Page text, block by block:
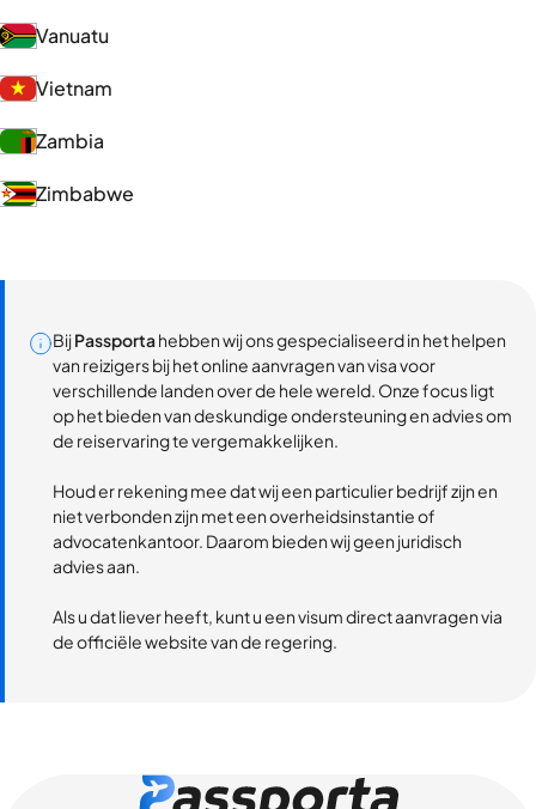
Vanuatu
Vietnam
Zambia
Zimbabwe
BijPassportahebben wij ons gespecialiseerd in het helpen
van reizigers bij het online aanvragen van visa voor
verschillende landen over de hele wereld. Onze focus ligt
op het bieden van deskundige ondersteuning en advies om
de reiservaring te vergemakkelijken.
Houd er rekening mee dat wij een particulier bedrijf zijn en
niet verbonden zijn met een overheidsinstantie of
advocatenkantoor. Daarom bieden wij geen juridisch
advies aan.
Als u dat liever heeft, kunt u een visum direct aanvragen via
de officiële website van de regering.